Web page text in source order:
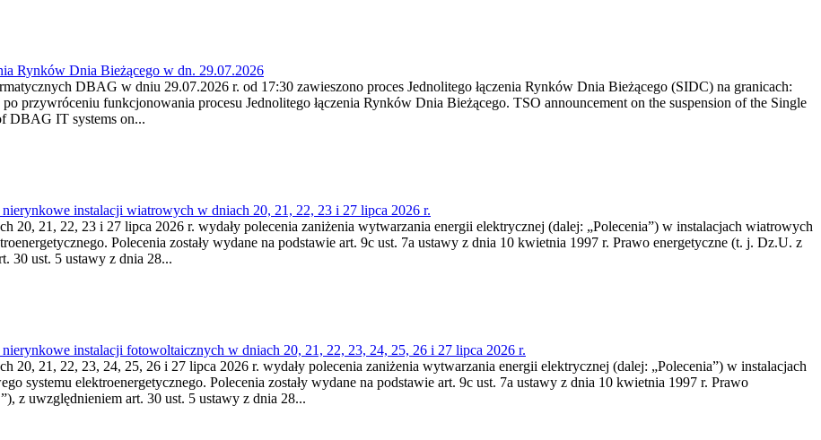
Rynków Dnia Bieżącego w dn. 29.07.2026
DBAG w dniu 29.07.2026 r. od 17:30 zawieszono proces Jednolitego łączenia Rynków Dnia Bieżącego (SIDC) na granicach:
przywróceniu funkcjonowania procesu Jednolitego łączenia Rynków Dnia Bieżącego. TSO announcement on the suspension of the Single
DBAG IT systems on...
instalacji wiatrowych w dniach 20, 21, 22, 23 i 27 lipca 2026 r.
20, 21, 22, 23 i 27 lipca 2026 r. wydały polecenia zaniżenia wytwarzania energii elektrycznej (dalej: „Polecenia”) w instalacjach wiatrowych
Polecenia zostały wydane na podstawie art. 9c ust. 7a ustawy z dnia 10 kwietnia 1997 r. Prawo energetyczne (t. j. Dz.U. z
30 ust. 5 ustawy z dnia 28...
instalacji fotowoltaicznych w dniach 20, 21, 22, 23, 24, 25, 26 i 27 lipca 2026 r.
20, 21, 22, 23, 24, 25, 26 i 27 lipca 2026 r. wydały polecenia zaniżenia wytwarzania energii elektrycznej (dalej: „Polecenia”) w instalacjach
systemu elektroenergetycznego. Polecenia zostały wydane na podstawie art. 9c ust. 7a ustawy z dnia 10 kwietnia 1997 r. Prawo
z uwzględnieniem art. 30 ust. 5 ustawy z dnia 28...